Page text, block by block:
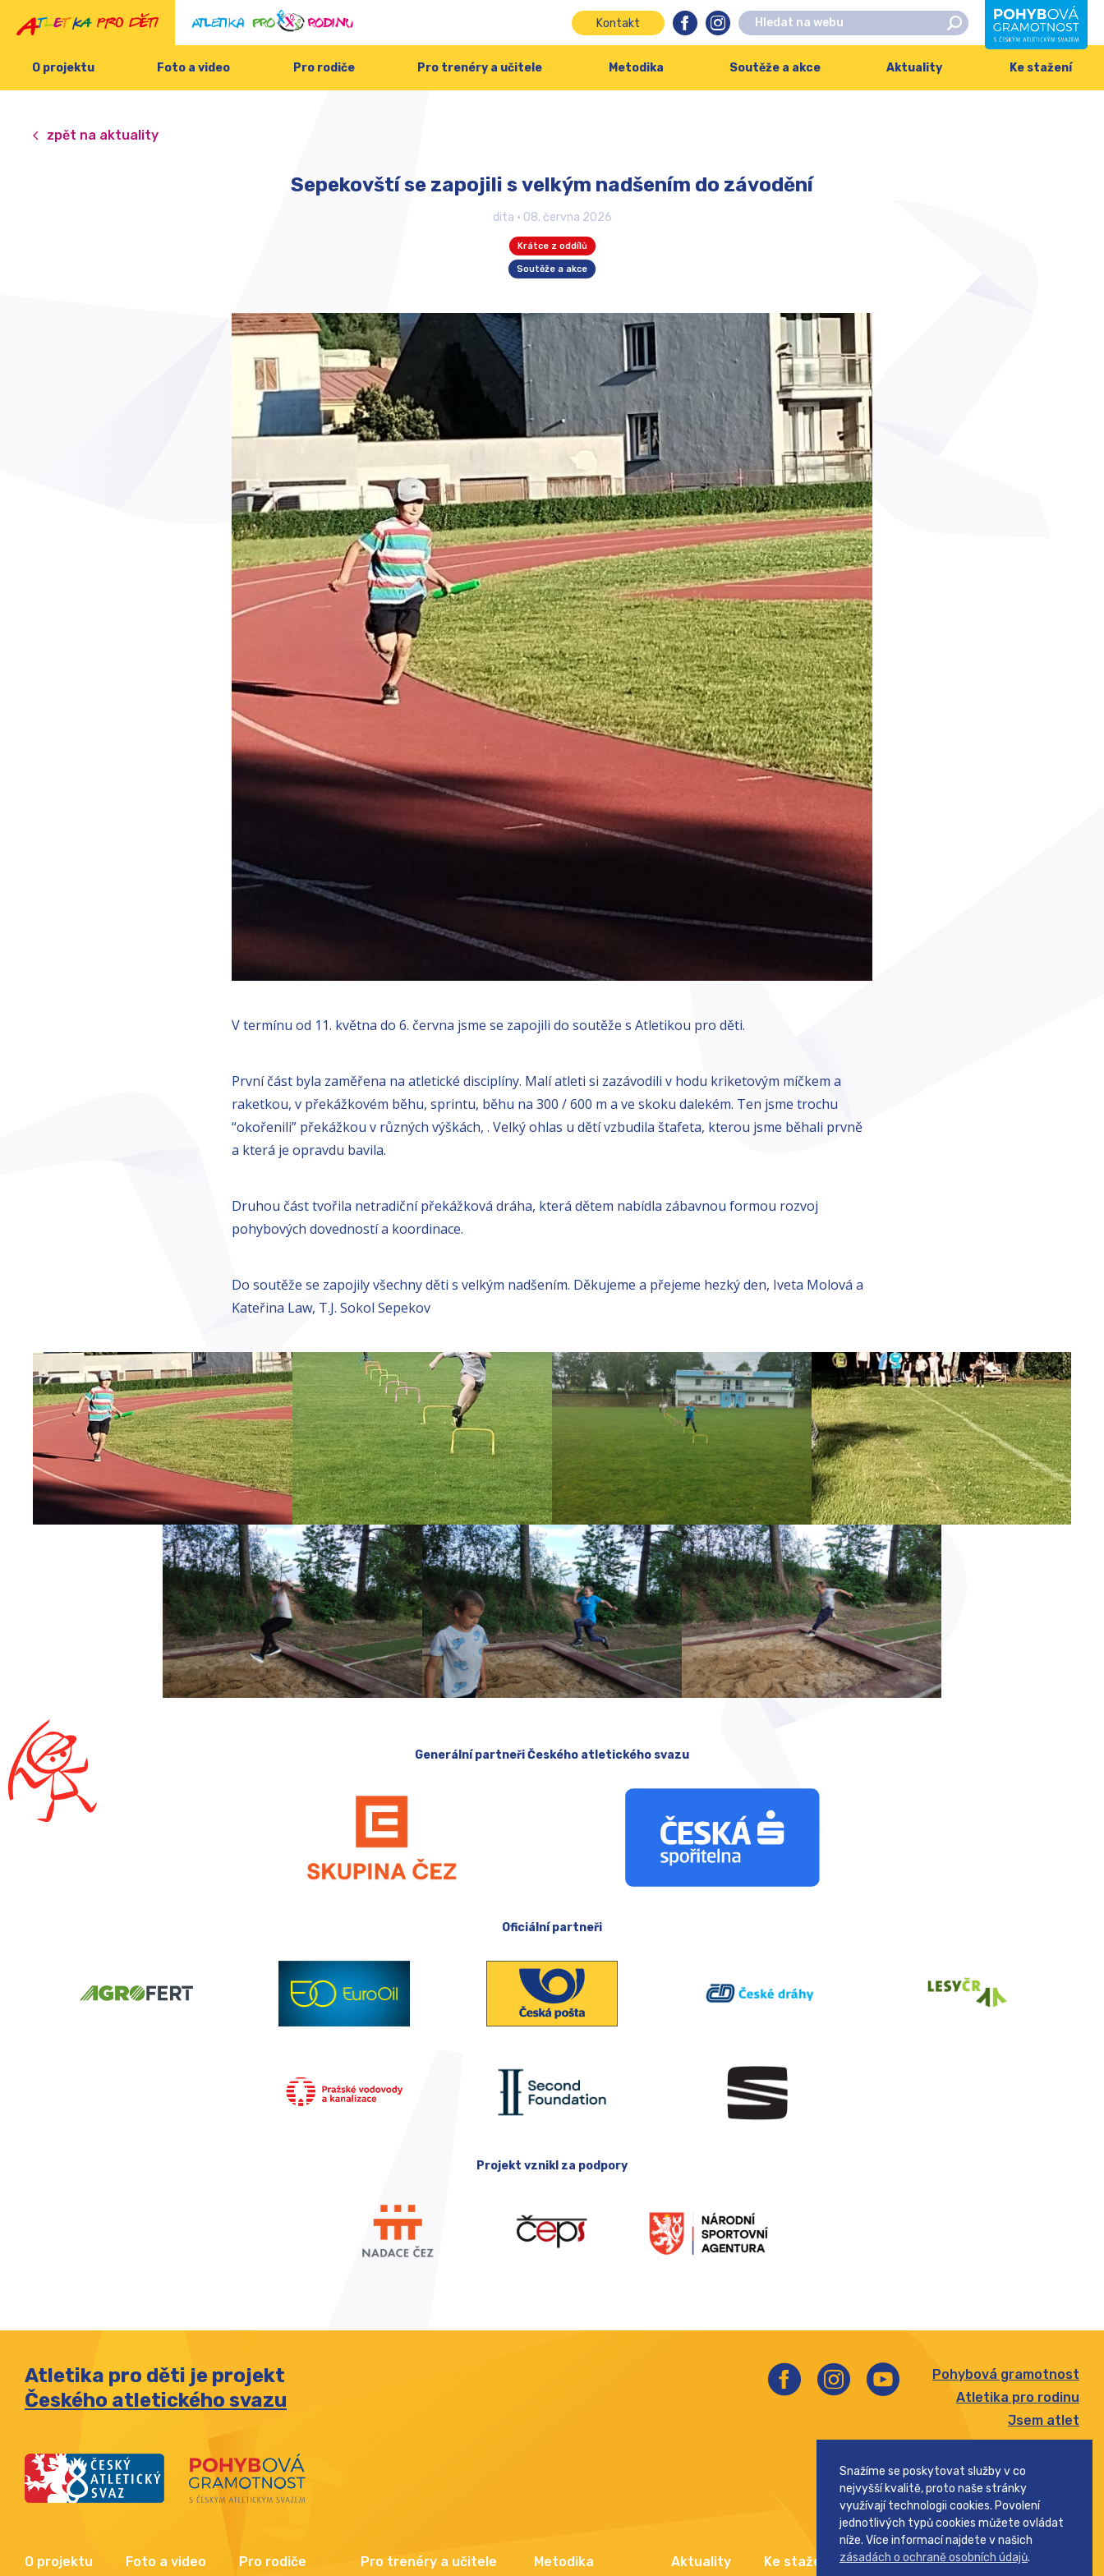
Kontakt
O projektu Foto a video Pro rodiče Pro trenéry a učitele Metodika Soutěže a akce Aktuality Ke stažení
zpět na aktuality
Sepekovští se zapojili s velkým nadšením do závodění
dita • 08. června 2026
Krátce z oddílů
Soutěže a akce
V termínu od 11. května do 6. června jsme se zapojili do soutěže s Atletikou pro děti.
První část byla zaměřena na atletické disciplíny. Malí atleti si zazávodili v hodu kriketovým míčkem a
raketkou, v překážkovém běhu, sprintu, běhu na 300 / 600 m a ve skoku dalekém. Ten jsme trochu
“okořenili” překážkou v různých výškách, . Velký ohlas u dětí vzbudila štafeta, kterou jsme běhali prvně
a která je opravdu bavila.
Druhou část tvořila netradiční překážková dráha, která dětem nabídla zábavnou formou rozvoj
pohybových dovedností a koordinace.
Do soutěže se zapojily všechny děti s velkým nadšením. Děkujeme a přejeme hezký den, Iveta Molová a
Kateřina Law, T.J. Sokol Sepekov
Generální partneři Českého atletického svazu
Oficiální partneři
Projekt vznikl za podpory
Atletika pro děti je projekt
Českého atletického svazu
Pohybová gramotnost
Atletika pro rodinu
Jsem atlet
Pohár rozhlasu
Středoškolský pohár
O projektu Foto a video Pro rodiče Pro trenéry a učitele Metodika Aktuality Ke stažení Kontakt
Snažíme se poskytovat služby v co
nejvyšší kvalitě, proto naše stránky
využívají technologii cookies. Povolení
jednotlivých typů cookies můžete ovládat
níže. Více informací najdete v našich
zásadách o ochraně osobních údajů.